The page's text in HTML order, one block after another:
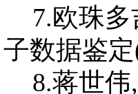
7.欧珠
子数据鉴定
8.蒋世